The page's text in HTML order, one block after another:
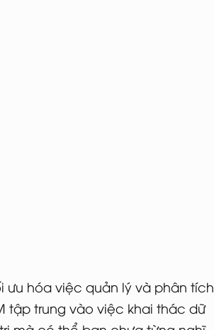
ưu hóa việc quản lý và phân tích
tập trung vào việc khai thác dữ